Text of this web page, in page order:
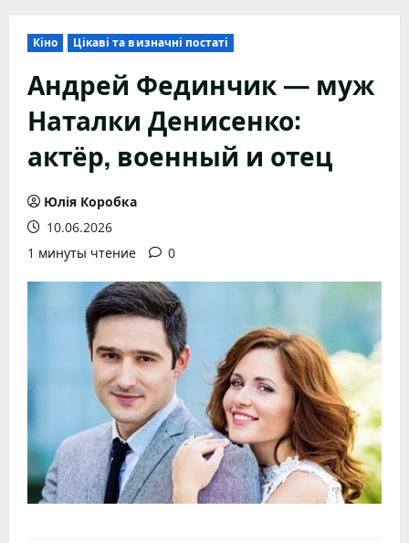
Кіно Цікаві та визначні постаті
Андрей Фединчик — муж
Наталки Денисенко:
актёр, военный и отец
Юлія Коробка
10.06.2026
1 минуты чтение
0